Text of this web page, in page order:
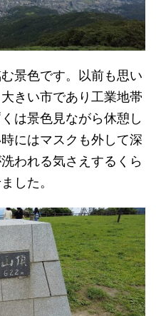
景色です。以前も思い
きい市であり工業地帯
は景色見ながら休憩し
にはマスクも外して深
われる気さえするくら
した。